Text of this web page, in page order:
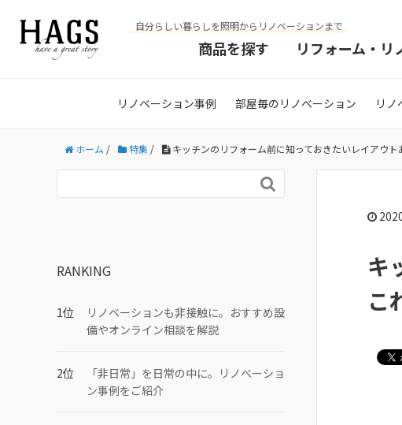
自分らしい暮らしを照明からリノベーションまで
商品を探す リフォーム・リ
リノベーション事例 部屋毎のリノベーション リ
ホーム / 特集 / キッチンのリフォーム前に知っておきたいレイアウト
キ
こ

RANKING
リノベーションも非接触に。おすすめ設
備やオンライン相談を解説
「非日常」を日常の中に。リノベーショ
ン事例をご紹介